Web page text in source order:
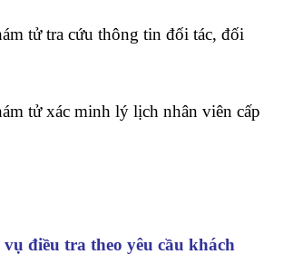
tử tra cứu thông tin đối tác, đối
tử xác minh lý lịch nhân viên cấp
điều tra theo yêu cầu khách